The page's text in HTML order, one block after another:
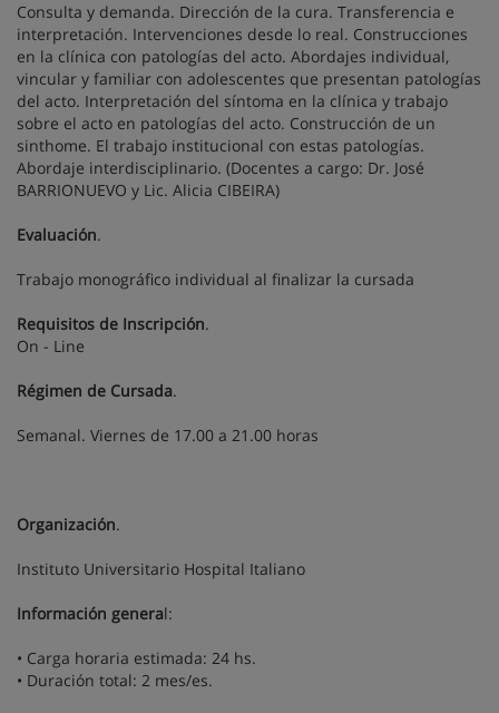
Consulta y demanda. Dirección de la cura. Transferencia e
interpretación. Intervenciones desde lo real. Construcciones
en la clínica con patologías del acto. Abordajes individual,
vincular y familiar con adolescentes que presentan patologías
del acto. Interpretación del síntoma en la clínica y trabajo
sobre el acto en patologías del acto. Construcción de un
sinthome. El trabajo institucional con estas patologías.
Abordaje interdisciplinario. (Docentes a cargo: Dr. José
BARRIONUEVO y Lic. Alicia CIBEIRA)
Evaluación.
Trabajo monográfico individual al finalizar la cursada
Requisitos de Inscripción.
On - Line
Régimen de Cursada.
Semanal. Viernes de 17.00 a 21.00 horas
Organización.
Instituto Universitario Hospital Italiano
Información general:
• Carga horaria estimada: 24 hs.
• Duración total: 2 mes/es.